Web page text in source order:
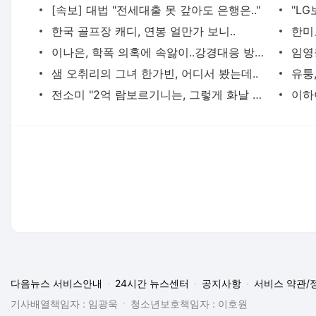
[속보] 대법 "전세대출 못 갚아도 은행은.."
한국 골프장 캐디, 연봉 얼만가 보니..
이나은, 학폭 의혹에 속앓이..강경대응 방침 밝히자 폭로글 '빛삭'
임
샘 오취리의 그녀 한가빈, 어디서 봤는데..
유
전소미 "2억 람보르기니는, 그렇게 화날 일인가?"